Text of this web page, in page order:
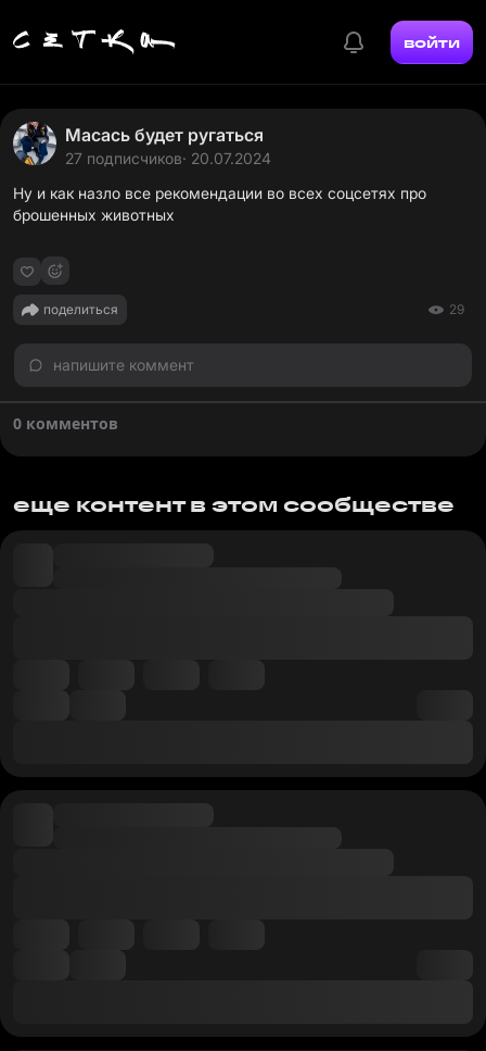
войти
Масась будет ругаться
27 подписчиков· 20.07.2024
Ну и как назло все рекомендации во всех соцсетях про
брошенных животных
поделиться 29
напишите коммент
0 комментов
еще контент в этом сообществе